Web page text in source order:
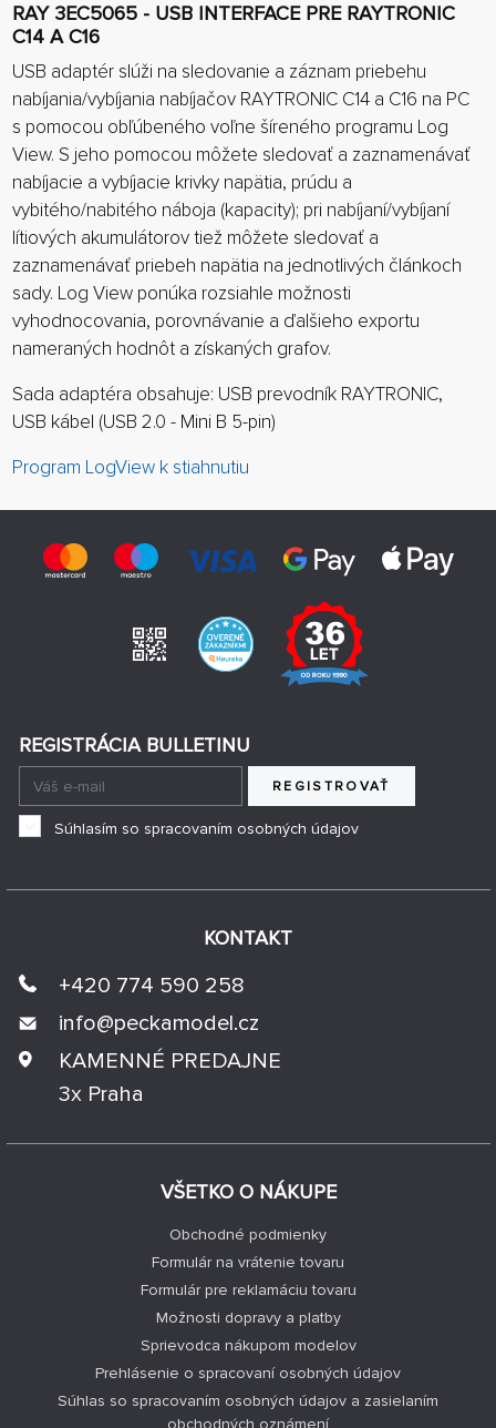
RAY 3EC5065 - USB INTERFACE PRE RAYTRONIC
C14 A C16
USB adaptér slúži na sledovanie a záznam priebehu
nabíjania/vybíjania nabíjačov RAYTRONIC C14 a C16 na PC
s pomocou obľúbeného voľne šíreného programu Log
View. S jeho pomocou môžete sledovať a zaznamenávať
nabíjacie a vybíjacie krivky napätia, prúdu a
vybitého/nabitého náboja (kapacity); pri nabíjaní/vybíjaní
lítiových akumulátorov tiež môžete sledovať a
zaznamenávať priebeh napätia na jednotlivých článkoch
sady. Log View ponúka rozsiahle možnosti
vyhodnocovania, porovnávanie a ďalšieho exportu
nameraných hodnôt a získaných grafov.
Sada adaptéra obsahuje: USB prevodník RAYTRONIC,
USB kábel (USB 2.0 - Mini B 5-pin)
Program LogView k stiahnutiu
VŠETKO O NÁKUPE
Obchodné podmienky
Formulár na vrátenie tovaru
Formulár pre reklamáciu tovaru
Možnosti dopravy a platby
Sprievodca nákupom modelov
Prehlásenie o spracovaní osobných údajov
Súhlas so spracovaním osobných údajov a zasielaním
obchodných oznámení
KONTAKT
+420 774 590 258
info@peckamodel.cz
KAMENNÉ PREDAJNE
3x Praha
REGISTRÁCIA BULLETINU
REGISTROVAŤ
Súhlasím so spracovaním osobných údajov